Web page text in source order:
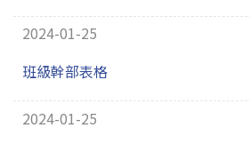
2024-01-25
班級幹部表格
2024-01-25